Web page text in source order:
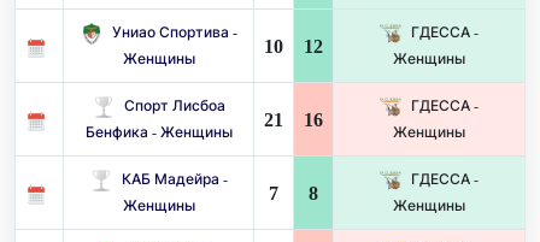
Униао Спортива -
Женщины
10 12
ГДЕССА -
Женщины
Спорт Лисбоа
Бенфика - Женщины
21 16
ГДЕССА -
Женщины
КАБ Мадейра -
Женщины
7 8
ГДЕССА -
Женщины